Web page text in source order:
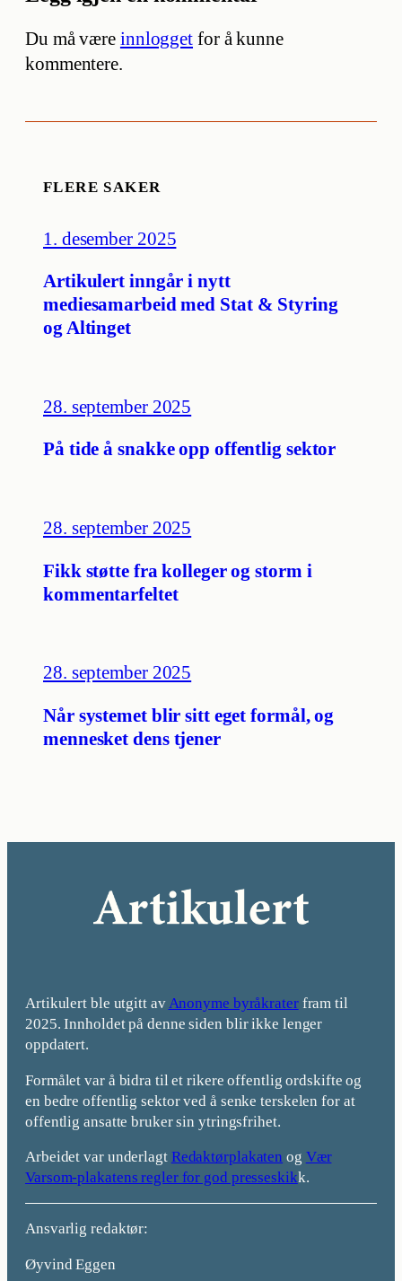
Du må være innlogget for å kunne
kommentere.
FLERE SAKER
1. desember 2025
Artikulert inngår i nytt
mediesamarbeid med Stat & Styring
og Altinget
28. september 2025
På tide å snakke opp offentlig sektor
28. september 2025
Fikk støtte fra kolleger og storm i
kommentarfeltet
28. september 2025
Når systemet blir sitt eget formål, og
mennesket dens tjener
Artikulert ble utgitt avAnonyme byråkraterfram til
2025. Innholdet på denne siden blir ikke lenger
oppdatert.
Formålet var å bidra til et rikere offentlig ordskifte og
en bedre offentlig sektor ved å senke terskelen for at
offentlig ansatte bruker sin ytringsfrihet.
Arbeidet var underlagt Redaktørplakaten og Vær
Varsom-plakatens regler for god presseskikk.
Ansvarlig redaktør:
Øyvind Eggen